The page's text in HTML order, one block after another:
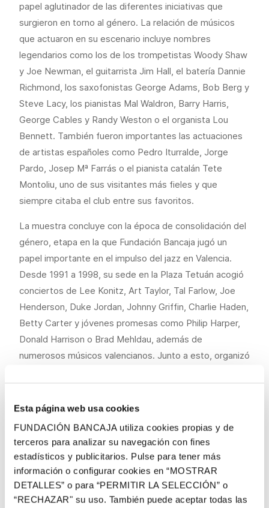
Esta página web usa cookies
FUNDACIÓN BANCAJA utiliza cookies propias y de
terceros para analizar su navegación con fines
estadísticos y publicitarios. Pulse para tener más
información o configurar cookies en “MOSTRAR
DETALLES” o para “PERMITIR LA SELECCIÓN” o
“RECHAZAR" su uso. También puede aceptar todas las
papel aglutinador de las diferentes iniciativas que
surgieron en torno al género. La relación de músicos
que actuaron en su escenario incluye nombres
legendarios como los de los trompetistas Woody Shaw
y Joe Newman, el guitarrista Jim Hall, el batería Dannie
Richmond, los saxofonistas George Adams, Bob Berg y
Steve Lacy, los pianistas Mal Waldron, Barry Harris,
George Cables y Randy Weston o el organista Lou
Bennett. También fueron importantes las actuaciones
de artistas españoles como Pedro Iturralde, Jorge
Pardo, Josep Mª Farrás o el pianista catalán Tete
Montoliu, uno de sus visitantes más fieles y que
siempre citaba el club entre sus favoritos.
La muestra concluye con la época de consolidación del
género, etapa en la que Fundación Bancaja jugó un
papel importante en el impulso del jazz en Valencia.
Desde 1991 a 1998, su sede en la Plaza Tetuán acogió
conciertos de Lee Konitz, Art Taylor, Tal Farlow, Joe
Henderson, Duke Jordan, Johnny Griffin, Charlie Haden,
Betty Carter y jóvenes promesas como Philip Harper,
Donald Harrison o Brad Mehldau, además de
numerosos músicos valencianos. Junto a esto, organizó
Kenny Burrell o Billy Higgins.
La muestra cuenta, además, con un audiovisual que
recoge actuaciones de alumnos en varios seminarios
organizados por Fundación Bancaja. En paralelo a la
exposición, el Centro Cultural Bancaja acogerá
actuaciones de músicos de jazz que vivieron esa